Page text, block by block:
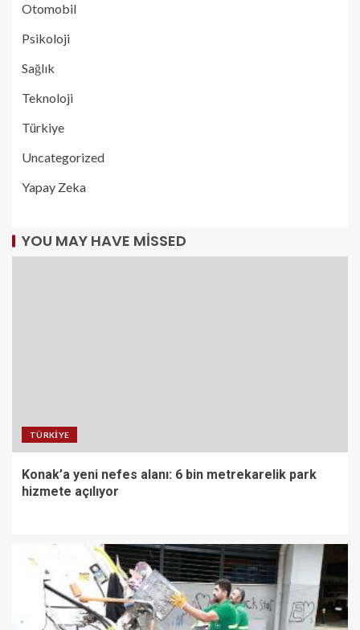
Otomobil
Psikoloji
Sağlık
Teknoloji
Türkiye
Uncategorized
Yapay Zeka
YOU MAY HAVE MISSED
TÜRKIYE
Konak’a yeni nefes alanı: 6 bin metrekarelik park
hizmete açılıyor